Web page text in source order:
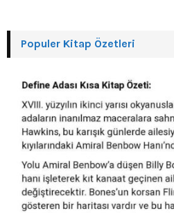
Populer Kitap Özetleri